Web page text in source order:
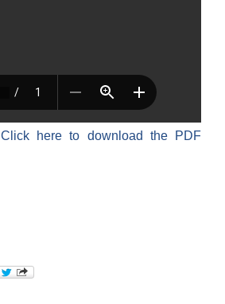
Click here to download the PDF